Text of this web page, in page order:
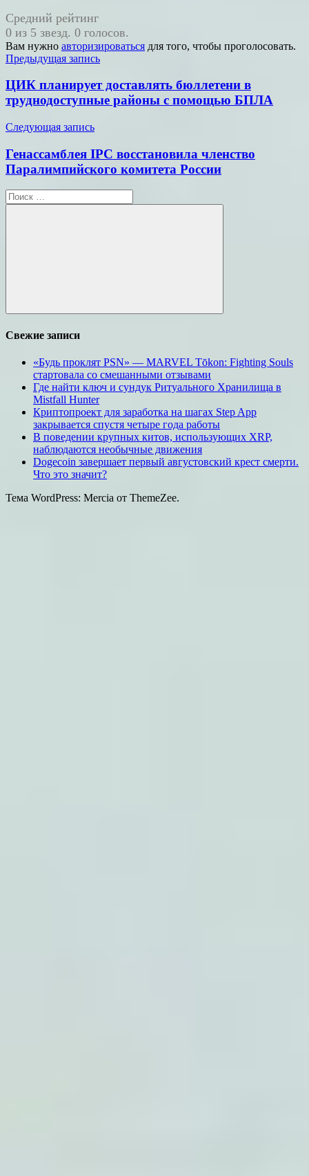
Средний рейтинг
0 из 5 звезд. 0 голосов.
Вам нужно авторизироваться для того, чтобы проголосовать.
Навигация
по
записям
Предыдущая запись
ЦИК планирует доставлять бюллетени в
труднодоступные районы с помощью БПЛА
Следующая запись
Генассамблея IPC восстановила членство
Паралимпийского комитета России
Поиск
для:
Поиск
Свежие записи
«Будь проклят PSN» — MARVEL Tōkon: Fighting Souls
стартовала со смешанными отзывами
Где найти ключ и сундук Ритуального Хранилища в
Mistfall Hunter
Криптопроект для заработка на шагах Step App
закрывается спустя четыре года работы
В поведении крупных китов, использующих XRP,
наблюдаются необычные движения
Dogecoin завершает первый августовский крест смерти.
Что это значит?
Тема WordPress: Mercia от ThemeZee.